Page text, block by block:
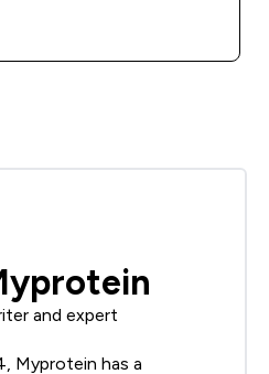
and expert
Myprotein has a